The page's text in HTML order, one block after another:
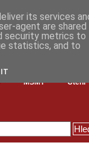
MŠMT Čtení
its services
agent are shared
security metrics to
statistics, and to